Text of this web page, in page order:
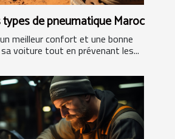
de pneumatique Maroc
meilleur confort et une bonne
voiture tout en prévenant les...